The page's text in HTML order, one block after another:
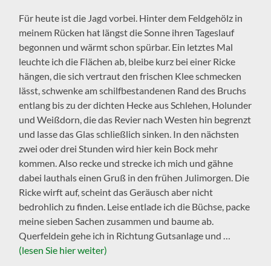
Für heute ist die Jagd vorbei. Hinter dem Feldgehölz in
meinem Rücken hat längst die Sonne ihren Tageslauf
begonnen und wärmt schon spürbar. Ein letztes Mal
leuchte ich die Flächen ab, bleibe kurz bei einer Ricke
hängen, die sich vertraut den frischen Klee schmecken
lässt, schwenke am schilfbestandenen Rand des Bruchs
entlang bis zu der dichten Hecke aus Schlehen, Holunder
und Weißdorn, die das Revier nach Westen hin begrenzt
und lasse das Glas schließlich sinken. In den nächsten
zwei oder drei Stunden wird hier kein Bock mehr
kommen. Also recke und strecke ich mich und gähne
dabei lauthals einen Gruß in den frühen Julimorgen. Die
Ricke wirft auf, scheint das Geräusch aber nicht
bedrohlich zu finden. Leise entlade ich die Büchse, packe
meine sieben Sachen zusammen und baume ab.
Querfeldein gehe ich in Richtung Gutsanlage und …
(lesen Sie hier weiter)